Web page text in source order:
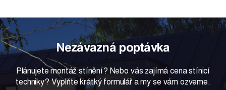
Nezávazná poptávka
Plánujete montáž stínění? Nebo vás zajímá cena stínicí
techniky? Vyplňte krátký formulář a my se vám ozveme.